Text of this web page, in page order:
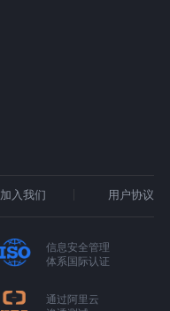
加入我们 用户协议
信息安全管理
体系国际认证
通过阿里云